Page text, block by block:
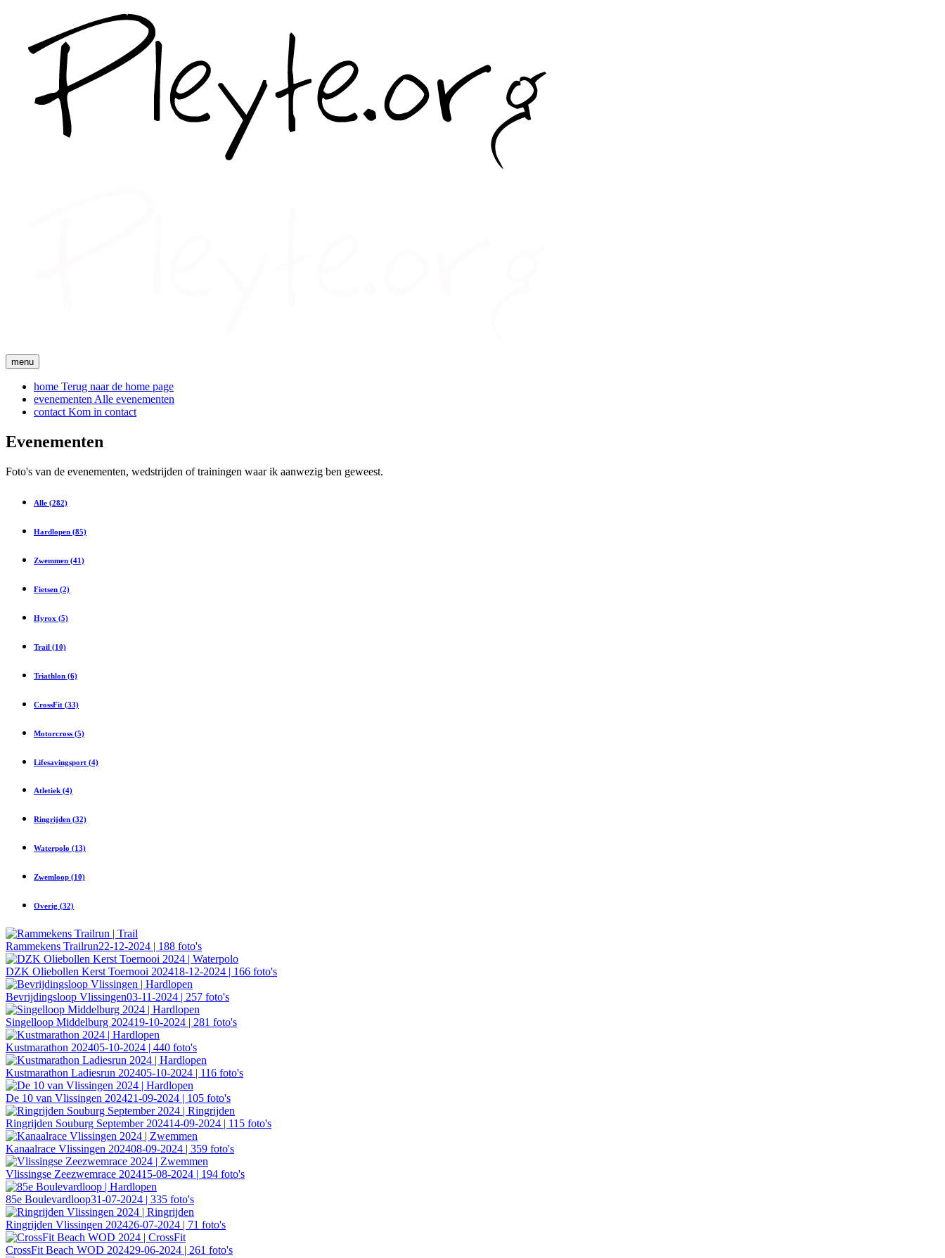
menu
home Terug naar de home page
evenementen Alle evenementen
contact Kom in contact
Evenementen
Foto's van de evenementen, wedstrijden of trainingen waar ik aanwezig ben geweest.
Alle (282)
Hardlopen (85)
Zwemmen (41)
Fietsen (2)
Hyrox (5)
Trail (10)
Triathlon (6)
CrossFit (33)
Motorcross (5)
Lifesavingsport (4)
Atletiek (4)
Ringrijden (32)
Waterpolo (13)
Zwemloop (10)
Overig (32)
Rammekens Trailrun22-12-2024 | 188 foto's
DZK Oliebollen Kerst Toernooi 202418-12-2024 | 166 foto's
Bevrijdingsloop Vlissingen03-11-2024 | 257 foto's
Singelloop Middelburg 202419-10-2024 | 281 foto's
Kustmarathon 202405-10-2024 | 440 foto's
Kustmarathon Ladiesrun 202405-10-2024 | 116 foto's
De 10 van Vlissingen 202421-09-2024 | 105 foto's
Ringrijden Souburg September 202414-09-2024 | 115 foto's
Kanaalrace Vlissingen 202408-09-2024 | 359 foto's
Vlissingse Zeezwemrace 202415-08-2024 | 194 foto's
85e Boulevardloop31-07-2024 | 335 foto's
Ringrijden Vlissingen 202426-07-2024 | 71 foto's
CrossFit Beach WOD 202429-06-2024 | 261 foto's